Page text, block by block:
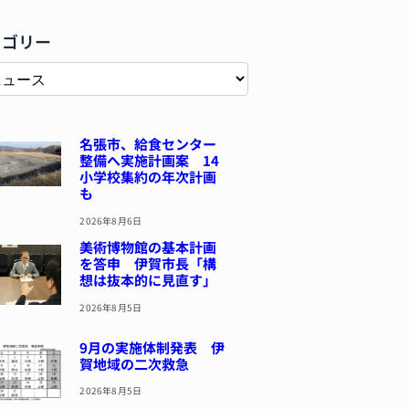
リー
名張市、給食センター
整備へ実施計画案 14
小学校集約の年次計画
も
2026年8月6日
美術博物館の基本計画
を答申 伊賀市長「構
想は抜本的に見直す」
2026年8月5日
9月の実施体制発表 伊
賀地域の二次救急
2026年8月5日